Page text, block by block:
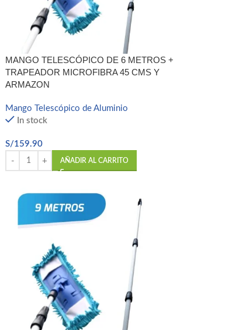
MANGO TELESCÓPICO DE 6 METROS +
TRAPEADOR MICROFIBRA 45 CMS Y
ARMAZON
Mango Telescópico de Aluminio
In stock
S/159.90
AÑADIR AL CARRITO